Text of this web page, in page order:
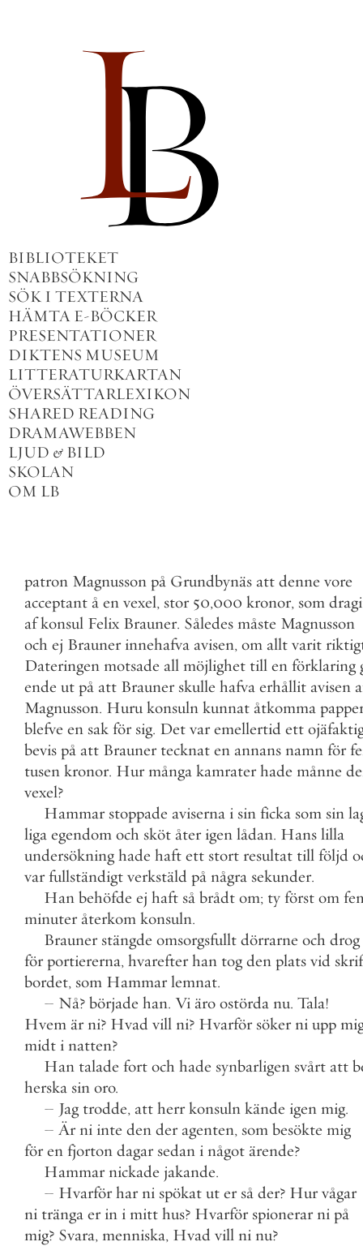
BIBLIOTEKET
SNABBSÖKNING
SÖK I TEXTERNA
HÄMTA E-BÖCKER
PRESENTATIONER
DIKTENS MUSEUM
LITTERATURKARTAN
ÖVERSÄTTARLEXIKON
SHARED READING
DRAMAWEBBEN
LJUD & BILD
SKOLAN
OM LB
patron Magnusson på Grundbynäs att denne vore
acceptant å en vexel, stor 50,000 kronor, som
af konsul Felix Brauner. Således måste Magnusson
och ej Brauner innehafva avisen, om allt varit
Dateringen motsade all möjlighet till en förklaring
ende ut på att Brauner skulle hafva erhållit avisen
Magnusson. Huru konsuln kunnat åtkomma
blefve en sak för sig. Det var emellertid ett
bevis på att Brauner tecknat en annans namn för
tusen kronor. Hur många kamrater hade månne
vexel?
Hammar stoppade aviserna i sin ficka som sin
liga egendom och sköt åter igen lådan. Hans lilla
undersökning hade haft ett stort resultat till följd
var fullständigt verkstäld på några sekunder.
Han behöfde ej haft så brådt om; ty först om
minuter återkom konsuln.
Brauner stängde omsorgsfullt dörrarne och drog
för portiererna, hvarefter han tog den plats vid skrif
bordet, som Hammar lemnat.
– Nå? började han. Vi äro ostörda nu. Tala!
Hvem är ni? Hvad vill ni? Hvarför söker ni upp
midt i natten?
Han talade fort och hade synbarligen svårt att
herska sin oro.
– Jag trodde, att herr konsuln kände igen mig.
– Är ni inte den der agenten, som besökte mig
för en fjorton dagar sedan i något ärende?
Hammar nickade jakande.
– Hvarför har ni spökat ut er så der? Hur vågar
ni tränga er in i mitt hus? Hvarför spionerar ni på
mig? Svara, menniska, Hvad vill ni nu?